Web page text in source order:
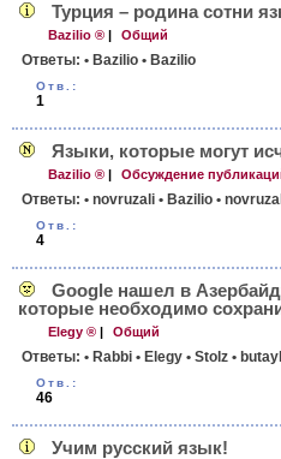
Турция – родина сотни
Bazilio ® | Общий
Ответы: • Bazilio • Bazilio
Отв.:
1
Языки, которые могут
Bazilio ® | Обсуждение
Ответы: • novruzali • Bazilio •
Отв.:
4
Google нашел в
которые необходимо
Elegy ® | Общий
Ответы: • Rabbi • Elegy • Stolz •
Отв.:
46
Учим русский язык!